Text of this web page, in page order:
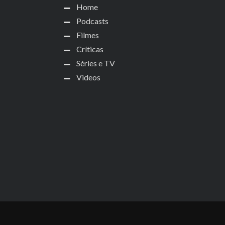
Home
Podcasts
Filmes
Críticas
Séries e TV
Videos